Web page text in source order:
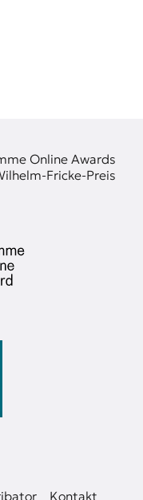
Online Awards
Fricke-Preis
Kontakt